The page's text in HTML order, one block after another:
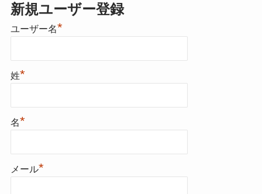
新規ユーザー登録
ユーザー名*
姓*
名*
メール*